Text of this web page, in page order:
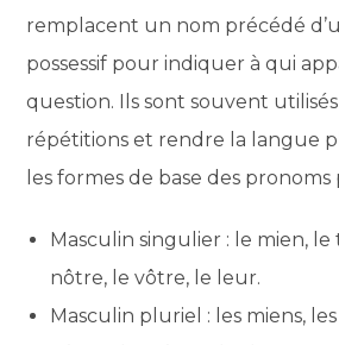
remplacent un nom précédé
possessif pour indiquer à qui
question. Ils sont souvent
répétitions et rendre la langue
les formes de base des pronoms
Masculin singulier : le mien, le
nôtre, le vôtre, le leur.
Masculin pluriel : les miens, les